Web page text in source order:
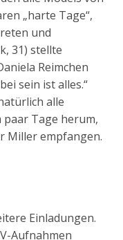
„harte Tage“,
und
31) stellte
Reimchen
sein ist alles.“
alle
paar Tage herum,
Miller empfangen.
Einladungen.
Aufnahmen